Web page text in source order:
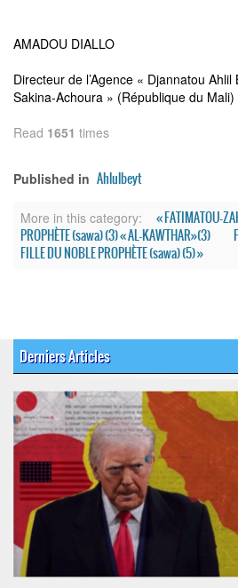
AMADOU DIALLO
Directeur de l’Agence « Djannatou
Sakina-Achoura » (République du Mali)
Read 1651 times
Published in Ahlulbeyt
More in this category:
« FATIMATOU-
PROPHÈTE (sawa) (3) « AL-KAWTHAR»(3)
FILLE DU NOBLE PROPHÈTE (sawa) (5) »
Derniers Articles